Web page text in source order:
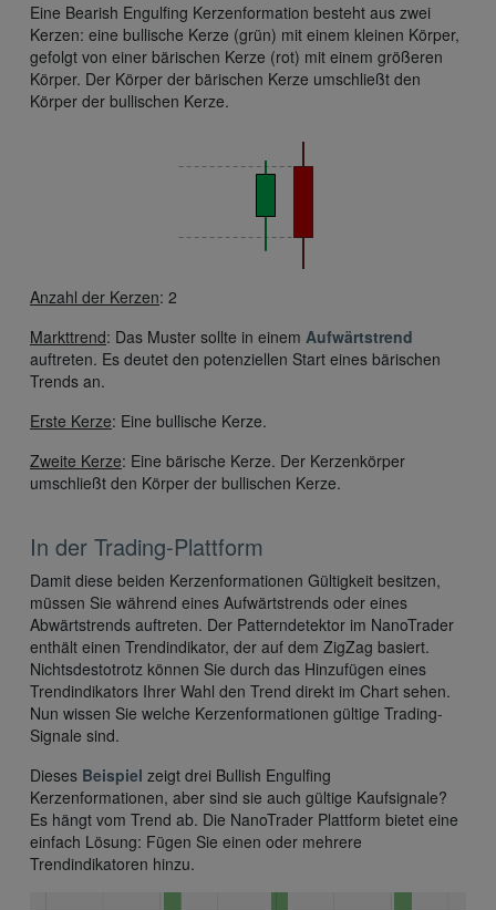
Eine Bearish Engulfing Kerzenformation besteht aus zwei
Kerzen: eine bullische Kerze (grün) mit einem kleinen Körper,
gefolgt von einer bärischen Kerze (rot) mit einem größeren
Körper. Der Körper der bärischen Kerze umschließt den
Körper der bullischen Kerze.
Anzahl der Kerzen: 2
Markttrend: Das Muster sollte in einem Aufwärtstrend
auftreten. Es deutet den potenziellen Start eines bärischen
Trends an.
Erste Kerze: Eine bullische Kerze.
Zweite Kerze: Eine bärische Kerze. Der Kerzenkörper
umschließt den Körper der bullischen Kerze.
In der Trading-Plattform
Damit diese beiden Kerzenformationen Gültigkeit besitzen,
müssen Sie während eines Aufwärtstrends oder eines
Abwärtstrends auftreten. Der Patterndetektor im NanoTrader
enthält einen Trendindikator, der auf dem ZigZag basiert.
Nichtsdestotrotz können Sie durch das Hinzufügen eines
Trendindikators Ihrer Wahl den Trend direkt im Chart sehen.
Nun wissen Sie welche Kerzenformationen gültige Trading-
Signale sind.
Dieses Beispiel zeigt drei Bullish Engulfing
Kerzenformationen, aber sind sie auch gültige Kaufsignale?
Es hängt vom Trend ab. Die NanoTrader Plattform bietet eine
einfach Lösung: Fügen Sie einen oder mehrere
Trendindikatoren hinzu.